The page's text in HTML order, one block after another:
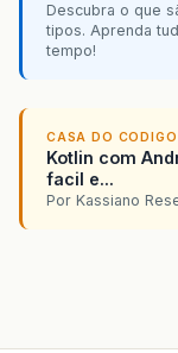
Descubra o que
tipos. Aprenda
tempo!
CASA DO CODIGO
Kotlin com
facil e...
Por Kassiano